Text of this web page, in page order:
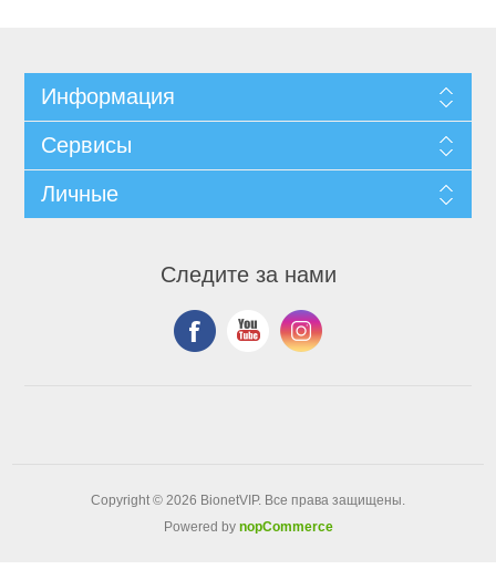
Информация
Сервисы
Личные
Следите за нами
Copyright © 2026 BionetVIP. Все права защищены.
Powered by nopCommerce